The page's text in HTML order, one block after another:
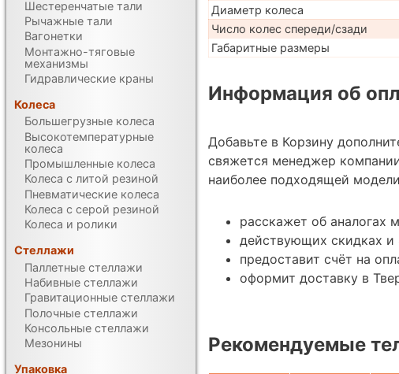
Диаметр колеса
Число колес спереди/сзади
Габаритные размеры
Информация об
Добавьте в Корзину
свяжется менеджер
наиболее подходящей
расскажет об аналогах
действующих скидках и
предоставит счёт на
оформит доставку в
Рекомендуемые
Шестеренчатые тали
Рычажные тали
Вагонетки
Монтажно-тяговые
механизмы
Гидравлические краны
Колеса
Большегрузные колеса
Высокотемпературные
колеса
Промышленные колеса
Колеса с литой резиной
Пневматические колеса
Колеса с серой резиной
Колеса и ролики
Стеллажи
Паллетные стеллажи
Набивные стеллажи
Гравитационные стеллажи
Полочные стеллажи
Консольные стеллажи
Мезонины
Упаковка